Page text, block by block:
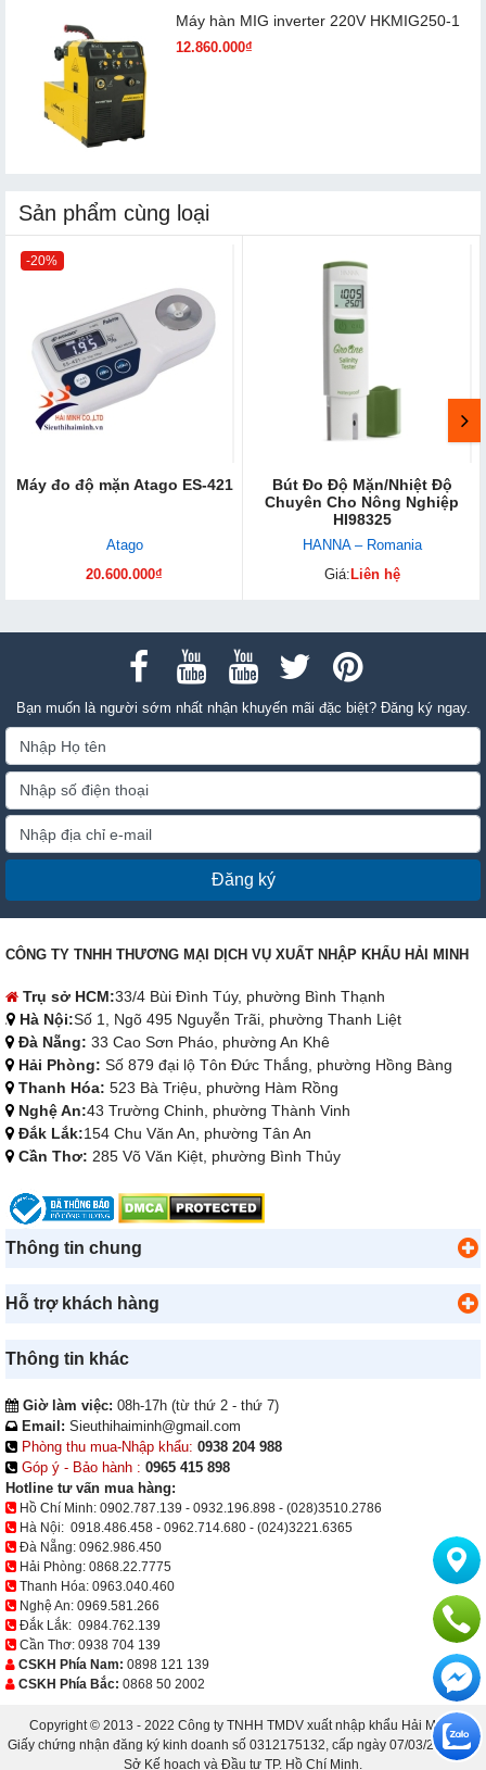
Máy hàn MIG inverter 220V HKMIG250-1
12.860.000₫
Sản phẩm cùng loại
-20%
Máy đo độ mặn Atago ES-421
Atago
20.600.000₫
Bút Đo Độ Mặn/Nhiệt Độ
Chuyên Cho Nông Nghiệp
HI98325
HANNA – Romania
Giá:Liên hệ
Bạn muốn là người sớm nhất nhận khuyến mãi đặc biệt? Đăng ký ngay.
Đăng ký
CÔNG TY TNHH THƯƠNG MẠI DỊCH VỤ XUẤT NHẬP KHẨU HẢI MINH
Trụ sở HCM:33/4 Bùi Đình Túy, phường Bình Thạnh
Hà Nội:Số 1, Ngõ 495 Nguyễn Trãi, phường Thanh Liệt
Đà Nẵng: 33 Cao Sơn Pháo, phường An Khê
Hải Phòng: Số 879 đại lộ Tôn Đức Thắng, phường Hồng Bàng
Thanh Hóa: 523 Bà Triệu, phường Hàm Rồng
Nghệ An:43 Trường Chinh, phường Thành Vinh
Đắk Lắk:154 Chu Văn An, phường Tân An
Cần Thơ: 285 Võ Văn Kiệt, phường Bình Thủy
Thông tin chung
Hỗ trợ khách hàng
Thông tin khác
Giờ làm việc: 08h-17h (từ thứ 2 - thứ 7)
Email: Sieuthihaiminh@gmail.com
Phòng thu mua-Nhập khẩu: 0938 204 988
Góp ý - Bảo hành : 0965 415 898
Hotline tư vấn mua hàng:
Hồ Chí Minh: 0902.787.139 - 0932.196.898 - (028)3510.2786
Hà Nội: 0918.486.458 - 0962.714.680 - (024)3221.6365
Đà Nẵng: 0962.986.450
Hải Phòng: 0868.22.7775
Thanh Hóa: 0963.040.460
Nghệ An: 0969.581.266
Đắk Lắk: 0984.762.139
Cần Thơ: 0938 704 139
CSKH Phía Nam: 0898 121 139
CSKH Phía Bắc: 0868 50 2002
Copyright © 2013 - 2022 Công ty TNHH TMDV xuất nhập khẩu Hải Minh.
Giấy chứng nhận đăng ký kinh doanh số 0312175132, cấp ngày 07/03/2013 bởi
Sở Kế hoạch và Đầu tư TP. Hồ Chí Minh.